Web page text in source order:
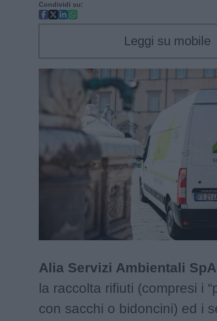
Condividi su:
Leggi su mobile
Alia Servizi Ambientali SpA
la raccolta rifiuti (compresi i
con sacchi o bidoncini) ed i